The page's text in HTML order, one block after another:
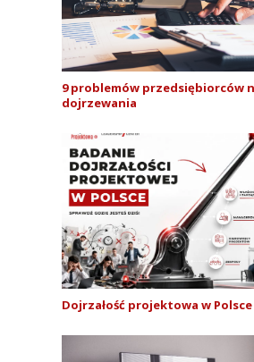
9 problemów przedsiębiorców
dojrzewania
Dojrzałość projektowa w Polsce